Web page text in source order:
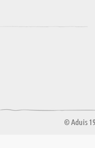
© Aduis